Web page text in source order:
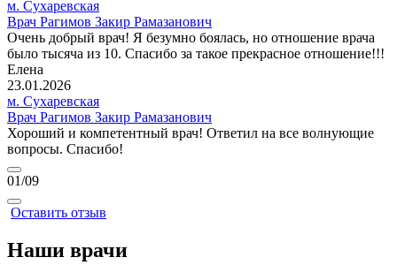
м. Сухаревская
Врач Рагимов Закир Рамазанович
Очень добрый врач! Я безумно боялась, но отношение врача
было тысяча из 10. Спасибо за такое прекрасное отношение!!!
Елена
23.01.2026
м. Сухаревская
Врач Рагимов Закир Рамазанович
Хороший и компетентный врач! Ответил на все волнующие
вопросы. Спасибо!
01/09
Оставить отзыв
Наши врачи